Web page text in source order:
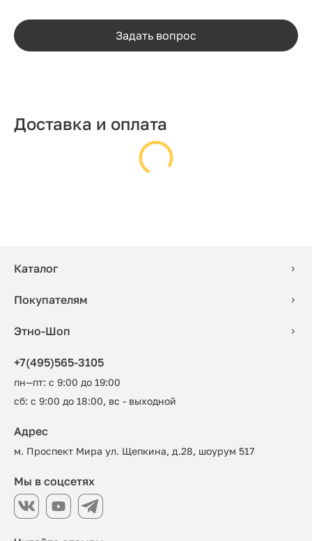
Задать вопрос
Доставка и оплата
Каталог
Покупателям
Этно-Шоп
+7(495)565-3105
пн—пт: с 9:00 до 19:00
сб: с 9:00 до 18:00, вс - выходной
Адрес
м. Проспект Мира ул. Щепкина, д.28, шоурум 517
Мы в соцсетях